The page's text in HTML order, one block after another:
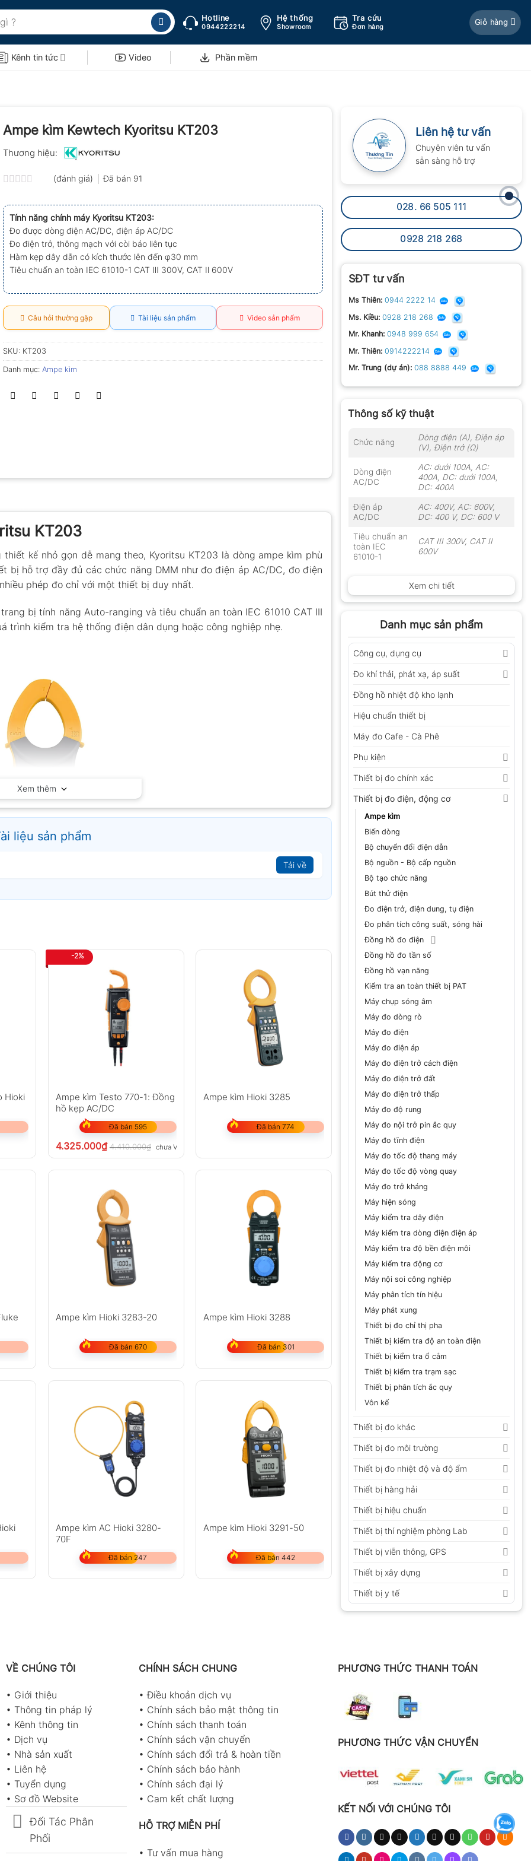
Hotline
0944222214
Hệ thống
Showroom
Tra cứu
Đơn hàng
Giỏ hàng
Kênh tin tức Video Phần mềm
Liên hệ tư vấn
Chuyên viên tư vấn
sẵn sàng hỗ trợ
028. 66 505 111
0928 218 268
SĐT tư vấn
Ms Thiên: 0944 2222 14
Ms. Kiều: 0928 218 268
Mr. Khanh: 0948 999 654
Mr. Thiên: 0914222214
Mr. Trung (dự án): 088 8888 449
Thông số kỹ thuật
Chức năng
Dòng điện (A), Điện áp
(V), Điện trở (Ω)
Dòng điện
AC/DC
AC: dưới 100A, AC:
400A, DC: dưới 100A,
DC: 400A
Điện áp
AC/DC
AC: 400V, AC: 600V,
DC: 400 V, DC: 600 V
Tiêu chuẩn an
toàn IEC
61010-1
CAT III 300V, CAT II
600V
Xem chi tiết
Danh mục sản phẩm
Công cụ, dụng cụ
Đo khí thải, phát xạ, áp suất
Đồng hồ nhiệt độ kho lạnh
Hiệu chuẩn thiết bị
Máy đo Cafe - Cà Phê
Phụ kiện
Thiết bị đo chính xác
Thiết bị đo điện, động cơ
Ampe kìm
Biến dòng
Bộ chuyển đổi điện dẫn
Bộ nguồn - Bộ cấp nguồn
Bộ tạo chức năng
Bút thử điện
Đo điện trở, điện dung, tụ điện
Đo phân tích công suất, sóng hài
Đồng hồ đo điện
Đồng hồ đo tần số
Đồng hồ vạn năng
Kiểm tra an toàn thiết bị PAT
Máy chụp sóng âm
Máy đo dòng rò
Máy đo điện
Máy đo điện áp
Máy đo điện trở cách điện
Máy đo điện trở đất
Máy đo điện trở thấp
Máy đo độ rung
Máy đo nội trở pin ắc quy
Máy đo tĩnh điện
Máy đo tốc độ thang máy
Máy đo tốc độ vòng quay
Máy đo trở kháng
Máy hiện sóng
Máy kiểm tra dây điện
Máy kiểm tra dòng điện điện áp
Máy kiểm tra độ bền điện môi
Máy kiểm tra động cơ
Máy nội soi công nghiệp
Máy phân tích tín hiệu
Máy phát xung
Thiết bị đo chỉ thị pha
Thiết bị kiểm tra độ an toàn điện
Thiết bị kiểm tra ổ cắm
Thiết bị kiểm tra trạm sạc
Thiết bị phân tích ắc quy
Vôn kế
Thiết bị đo khác
Thiết bị đo môi trường
Thiết bị đo nhiệt độ và độ ẩm
Thiết bị hàng hải
Thiết bị hiệu chuẩn
Thiết bị thí nghiệm phòng Lab
Thiết bị viễn thông, GPS
Thiết bị xây dựng
Thiết bị y tế
Ampe kìm Kewtech Kyoritsu KT203
Thương hiệu:
xếp
hạng
0.0
5
sao
(đánh giá) Đã bán 91
Tính năng chính máy Kyoritsu KT203:
Đo được dòng điện AC/DC, điện áp AC/DC
Đo điện trở, thông mạch với còi báo liên tục
Hàm kẹp dây dẫn có kích thước lên đến φ30 mm
Tiêu chuẩn an toàn IEC 61010-1 CAT Ⅲ 300V, CAT Ⅱ 600V
Câu hỏi thường gặp Tài liệu sản phẩm Video sản phẩm
SKU: KT203
Danh mục: Ampe kìm
KT203
thiết kế nhỏ gọn dễ mang theo, Kyoritsu KT203 là dòng ampe kìm phù
bị hỗ trợ đầy đủ các chức năng DMM như đo điện áp AC/DC, đo điện
phép đo chỉ với một thiết bị duy nhất.
bị tính năng Auto-ranging và tiêu chuẩn an toàn IEC 61010 CAT III
trình kiểm tra hệ thống điện dân dụng hoặc công nghiệp nhẹ.
Kewtech Kyoritsu KT203
nhu cầu kiểm tra điện thực tế.
cùng một thiết bị.
tra thông mạch nhanh chóng.
việc hiện trường.
dẫn thông dụng.
đo dễ dàng.
sử dụng.
và thao tác.
đến ±4.0%rdg±6dgt
đến ±4.0%rdg±6dgt
1 CAT III 300V / CAT II 600V
tiêu thụ của các thiết bị điện, kiểm tra điện áp ổ cắm và thông mạch
cơ, hệ thống chiếu sáng và các tủ phân phối điện vừa và nhỏ.
dòng DC, máy rất thích hợp để đo dòng rò, dòng sạc bình ắc quy trên
kiểm tra nhanh dòng điện một chiều phát ra từ các tấm pin mặt trời.
Xem thêm
liệu sản phẩm
Tải về
Hioki
-2%
Ampe kìm Testo 770-1: Đồng
hồ kẹp AC/DC
Đã bán 595
4.325.000₫ 4.410.000₫ chưa VAT 8%
Ampe kìm Hioki 3285
Đã bán 774
Ampe kìm Hioki 3283-20
Đã bán 670
Ampe kìm Hioki 3288
Đã bán 301
Ampe kìm AC Hioki 3280-
70F
Đã bán 247
Ampe kìm Hioki 3291-50
Đã bán 442
VỀ CHÚNG TÔI
• Giới thiệu
• Thông tin pháp lý
• Kênh thông tin
• Dịch vụ
• Nhà sản xuất
• Liên hệ
• Tuyển dụng
• Sơ đồ Website
Đối Tác Phân
Phối
CHÍNH SÁCH CHUNG
•Điều khoản dịch vụ
• Chính sách bảo mật thông tin
• Chính sách thanh toán
• Chính sách vận chuyển
• Chính sách đổi trả & hoàn tiền
• Chính sách bảo hành
• Chính sách đại lý
• Cam kết chất lượng
HỖ TRỢ MIỄN PHÍ
• Tư vấn mua hàng
PHƯƠNG THỨC THANH TOÁN
PHƯƠNG THỨC VẬN CHUYỂN
KẾT NỐI VỚI CHÚNG TÔI